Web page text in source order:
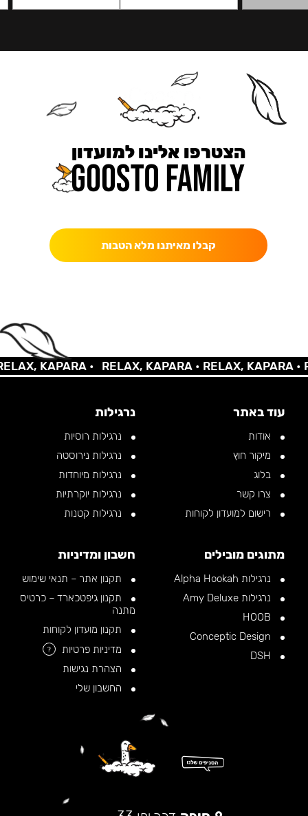
הצטרפו אלינו למועדון
קבלו מאיתנו מלא הטבות
KAPARA • RELAX, KAPARA •RELAX, KAPARA •
עוד באתר
אודות
מיקור חוץ
בלוג
צרו קשר
רישום למועדון לקוחות
נרגילות
נרגילות רוסיות
נרגילות נירוסטה
נרגילות מיוחדות
נרגילות יוקרתיות
נרגילות קטנות
מתוגים מובילים
נרגילות Alpha Hookah
נרגילות Amy Deluxe
חשבון ומדיניות
תקנון אתר – תנאי שימוש
תקנון גיפטכארד – כרטיס
מתנה
תקנון מועדון לקוחות
מדיניות פרטיות
?
הצהרת נגישות
החשבון שלי